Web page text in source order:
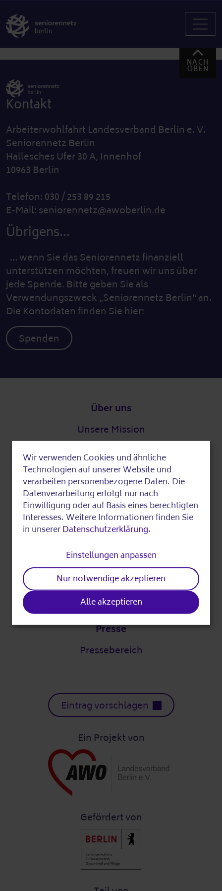
NACH
OBEN
Kontakt
Arbeiterwohlfahrt Landesverband Berlin e. V.
Seniorennetz Berlin
Hallesches Ufer 30 A, Innenhof
10963 Berlin
Telefon: 030 / 253 89 215
E-Mail:seniorennetz@awoberlin.de
Übrigens...
… wenn Sie das Seniorennetz finanziell
unterstützen möchten, freuen wir uns über
jede Spende. Bitte geben Sie als
Verwendungszweck „Seniorennetz Berlin“ an.
Die Kontodaten finden Sie hier:
Spenden
Über uns
Unsere Mission
Über die AWO
Digitalstrategie
DigitalPakt Alter
Leichte Sprache
Partner
Unsere Partner
Presse
Pressebereich
Eintrag vorschlagen
Ein Projekt von
Gefördert von
Use
of
personal
data
and
cookies
Wir verwenden Cookies und ähnliche
Technologien auf unserer Website und
verarbeiten personenbezogene Daten. Die
Datenverarbeitung erfolgt nur nach
Einwilligung oder auf Basis eines berechtigten
Interesses. Weitere Informationen finden Sie
in unsererDatenschutzerklärung.
Einstellungen anpassen
Nur notwendige akzeptieren
Alle akzeptieren